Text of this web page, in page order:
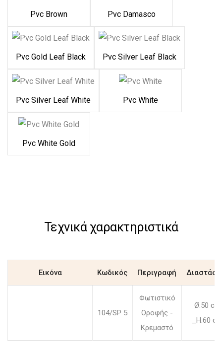
Pvc Brown Pvc Damasco
Pvc Gold Leaf Black Pvc Silver Leaf Black
Pvc Silver Leaf White Pvc White
Pvc White Gold
Τεχνικά χαρακτηριστικά
Εικόνα Κωδικός Περιγραφή
104/SP 5
Φωτιστικό
Οροφής -
Κρεμαστό
Ø.50 cm
_H.60